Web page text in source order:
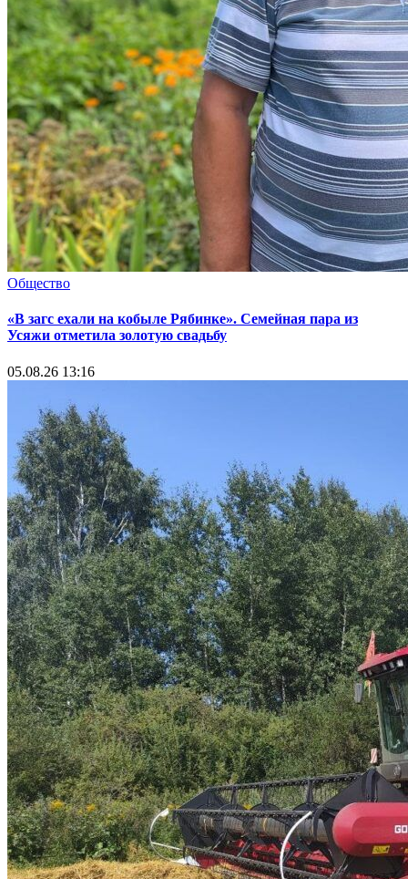
Общество
«В загс ехали на кобыле Рябинке». Семейная пара из
Усяжи отметила золотую свадьбу
05.08.26 13:16